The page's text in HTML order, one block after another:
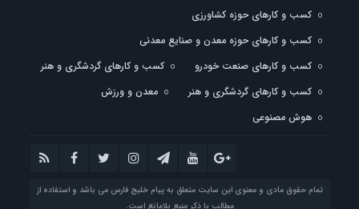
کسب و کارهای حوزه کشاورزی
کسب و کارهای حوزه معدن و صنایع معدنی
کسب و کارهای صنعت خودرو
کسب و کارهای گردشگری و هنر
کسب و کارهای گردشگری و هنر
معدن و ورزش
هوش مصنوعی
تمام حقوق مادی و معنوی این سایت متعلق به پیام خلیج فارس می باشد و استفاده از
مطالب با ذکر منبع بلامانع است.